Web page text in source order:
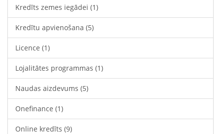
Kredīts zemes iegādei (1)
Kredītu apvienošana (5)
Licence (1)
Lojalitātes programmas (1)
Naudas aizdevums (5)
Onefinance (1)
Online kredīts (9)